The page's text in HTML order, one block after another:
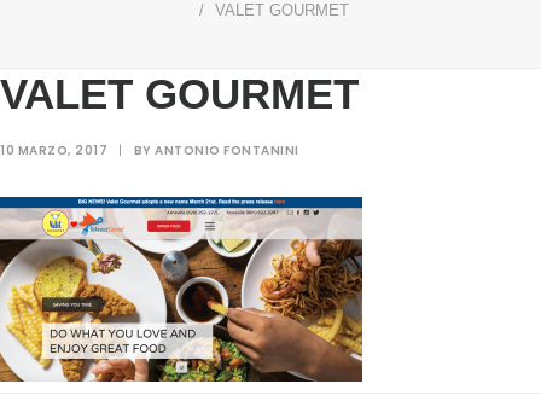
MULTIMEDIA
VALET GOURMET
VALET GOURMET
10 MARZO, 2017 | BY ANTONIO FONTANINI